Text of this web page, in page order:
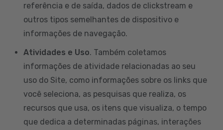
referência e de saída, dados de clickstream e
outros tipos semelhantes de dispositivo e
informações de navegação.
Atividades e Uso. Também coletamos
informações de atividade relacionadas ao seu
uso do Site, como informações sobre os links que
você seleciona, as pesquisas que realiza, os
recursos que usa, os itens que visualiza, o tempo
que dedica a determinadas páginas, interações